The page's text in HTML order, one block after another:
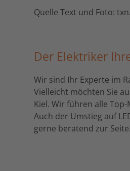
Quelle Text und Foto: txn.
Der Elektriker
Wir sind Ihr Experte im
Vielleicht möchten Sie
Kiel. Wir führen alle Top-
Auch der Umstieg auf
gerne beratend zur Seite.